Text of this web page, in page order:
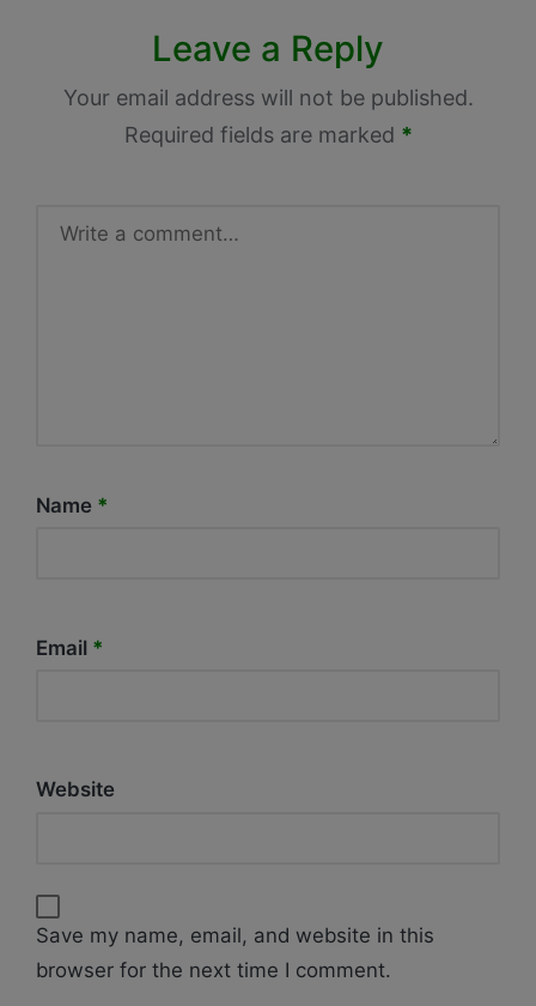
Leave a Reply
Your email address will not be published.
Required fields are marked *
Name *
Email *
Website
Save my name, email, and website in this
browser for the next time I comment.